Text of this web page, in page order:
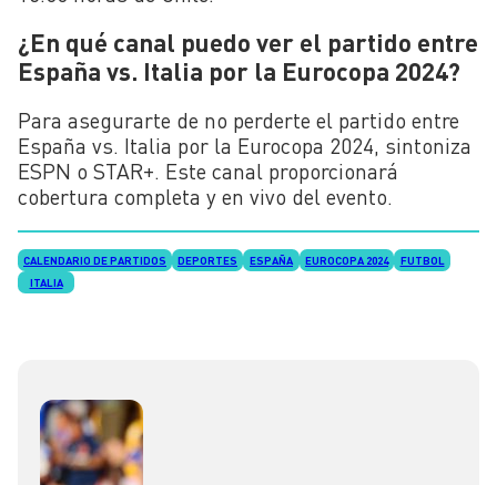
¿En qué canal puedo ver el partido entre
España vs. Italia por la Eurocopa 2024?
Para asegurarte de no perderte el partido entre
España vs. Italia por la Eurocopa 2024, sintoniza
ESPN o STAR+. Este canal proporcionará
cobertura completa y en vivo del evento.
CALENDARIO DE PARTIDOS DEPORTES ESPAÑA EUROCOPA 2024
FUTBOL
ITALIA